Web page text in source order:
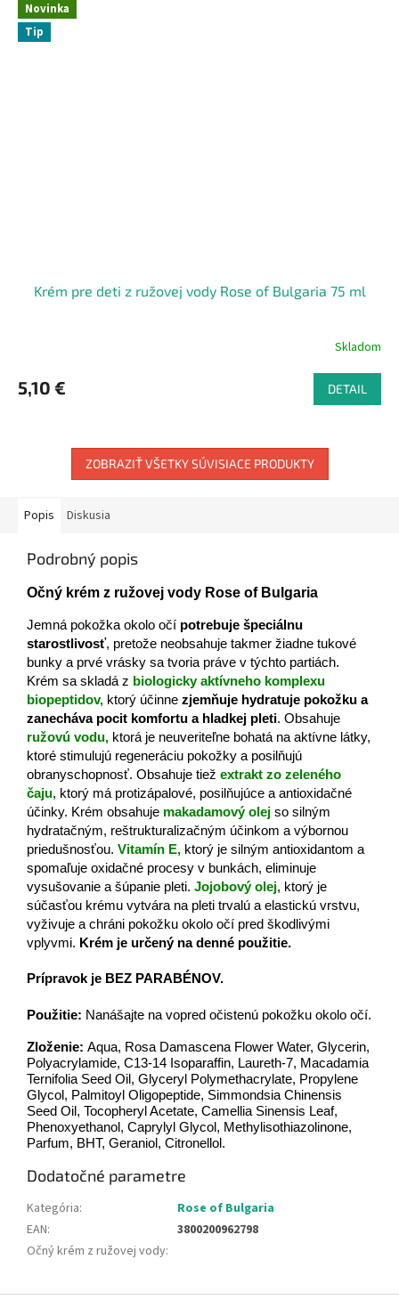
Novinka
Tip
Krém pre deti z ružovej vody Rose of Bulgaria 75 ml
Skladom
5,10 € DETAIL
ZOBRAZIŤ VŠETKY SÚVISIACE PRODUKTY
Popis Diskusia
Podrobný popis
Očný krém z ružovej vody Rose of Bulgaria
Jemná pokožka okolo očí potrebuje špeciálnu
starostlivosť, pretože neobsahuje takmer žiadne tukové
bunky a prvé vrásky sa tvoria práve v týchto partiách.
Krém sa skladá z biologicky aktívneho komplexu
biopeptidov, ktorý účinne zjemňuje hydratuje pokožku a
zanecháva pocit komfortu a hladkej pleti. Obsahuje
ružovú vodu, ktorá je neuveriteľne bohatá na aktívne látky,
ktoré stimulujú regeneráciu pokožky a posilňujú
obranyschopnosť. Obsahuje tiež extrakt zo zeleného
čaju, ktorý má protizápalové, posilňujúce a antioxidačné
účinky. Krém obsahuje makadamový olej so silným
hydratačným, reštrukturalizačným účinkom a výbornou
priedušnosťou. Vitamín E, ktorý je silným antioxidantom a
spomaľuje oxidačné procesy v bunkách, eliminuje
vysušovanie a šúpanie pleti. Jojobový olej, ktorý je
súčasťou krému vytvára na pleti trvalú a elastickú vrstvu,
vyživuje a chráni pokožku okolo očí pred škodlivými
vplyvmi. Krém je určený na denné použitie.
Prípravok je BEZ PARABÉNOV.
Použitie: Nanášajte na vopred očistenú pokožku okolo očí.
Zloženie: Aqua, Rosa Damascena Flower Water, Glycerin,
Polyacrylamide, C13-14 Isoparaffin, Laureth-7, Macadamia
Ternifolia Seed Oil, Glyceryl Polymethacrylate, Propylene
Glycol, Palmitoyl Oligopeptide, Simmondsia Chinensis
Seed Oil, Tocopheryl Acetate, Camellia Sinensis Leaf,
Phenoxyethanol, Caprylyl Glycol, Methylisothiazolinone,
Parfum, BHT, Geraniol, Citronellol.
Dodatočné parametre
Kategória:
Rose of Bulgaria
EAN:
3800200962798
Očný krém z ružovej vody: